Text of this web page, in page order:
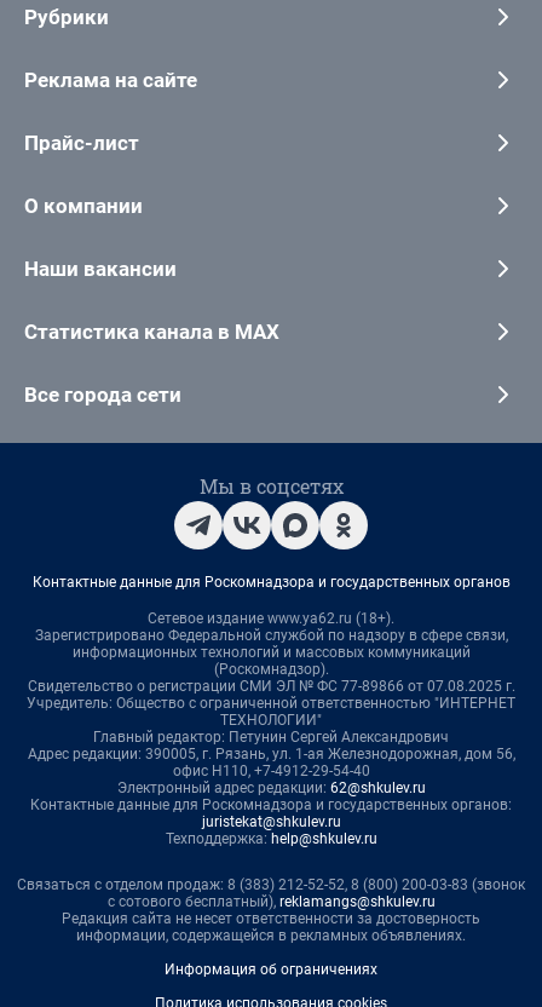
Рубрики
Реклама на сайте
Прайс-лист
О компании
Наши вакансии
Статистика канала в MAX
Все города сети
Мы в соцсетях
Контактные данные для Роскомнадзора и государственных органов
Сетевое издание www.ya62.ru (18+).
Зарегистрировано Федеральной службой по надзору в сфере связи,
информационных технологий и массовых коммуникаций
(Роскомнадзор).
Свидетельство о регистрации СМИ ЭЛ № ФС 77-89866 от 07.08.2025 г.
Учредитель: Общество с ограниченной ответственностью "ИНТЕРНЕТ
ТЕХНОЛОГИИ"
Главный редактор: Петунин Сергей Александрович
Адрес редакции: 390005, г. Рязань, ул. 1-ая Железнодорожная, дом 56,
офис Н110, +7-4912-29-54-40
Электронный адрес редакции: 62@shkulev.ru
Контактные данные для Роскомнадзора и государственных органов:
juristekat@shkulev.ru
Техподдержка: help@shkulev.ru
Связаться с отделом продаж: 8 (383) 212-52-52, 8 (800) 200-03-83 (звонок
с сотового бесплатный), reklamangs@shkulev.ru
Редакция сайта не несет ответственности за достоверность
информации, содержащейся в рекламных объявлениях.
Информация об ограничениях
Политика использования cookies